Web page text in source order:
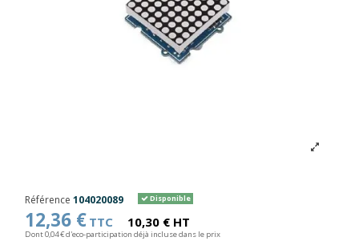
Référence 104020089 Disponible
12,36 € TTC 10,30 € HT
Dont 0,04 € d'eco-participation déjà incluse dans le prix